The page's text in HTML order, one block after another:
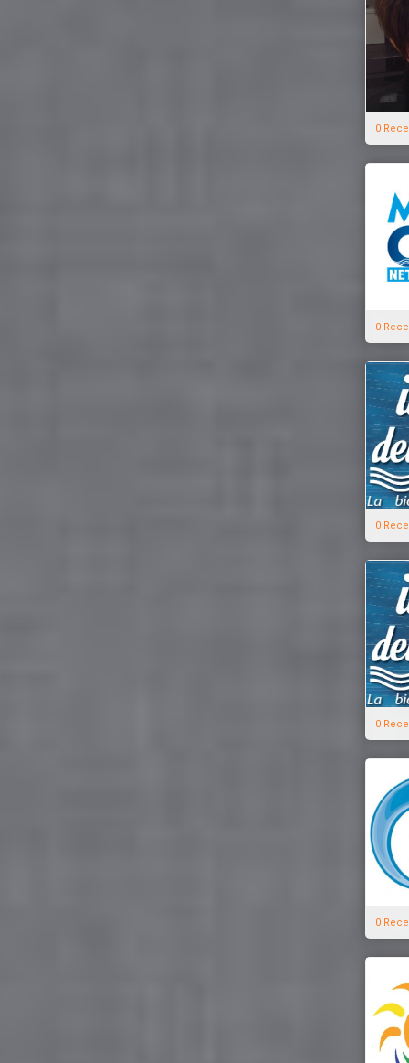
0
0
0
0
0